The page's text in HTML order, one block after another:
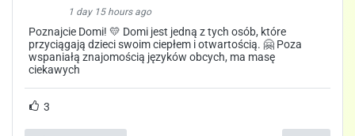
1 day 15 hours ago
Poznajcie Domi! 💛 Domi jest jedną z tych osób, które
przyciągają dzieci swoim ciepłem i otwartością. 🤗 Poza
wspaniałą znajomością języków obcych, ma masę
ciekawych
3